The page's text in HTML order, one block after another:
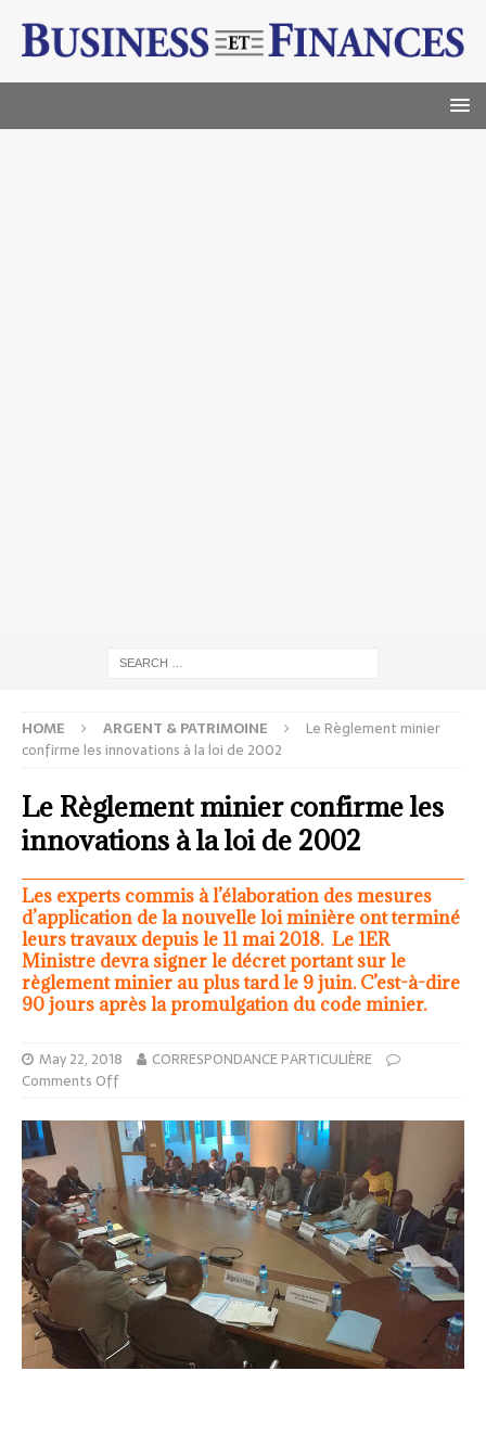
HOME ARGENT & PATRIMOINE
Le Règlement minier
confirme les innovations à la loi de 2002
Le Règlement minier confirme les
innovations à la loi de 2002
Les experts commis à l’élaboration des mesures
d’application de la nouvelle loi minière ont terminé
leurs travaux depuis le 11 mai 2018. Le 1ER
Ministre devra signer le décret portant sur le
règlement minier au plus tard le 9 juin. C’est-à-dire
90 jours après la promulgation du code minier.
May 22, 2018
CORRESPONDANCE PARTICULIÈRE
Comments Off